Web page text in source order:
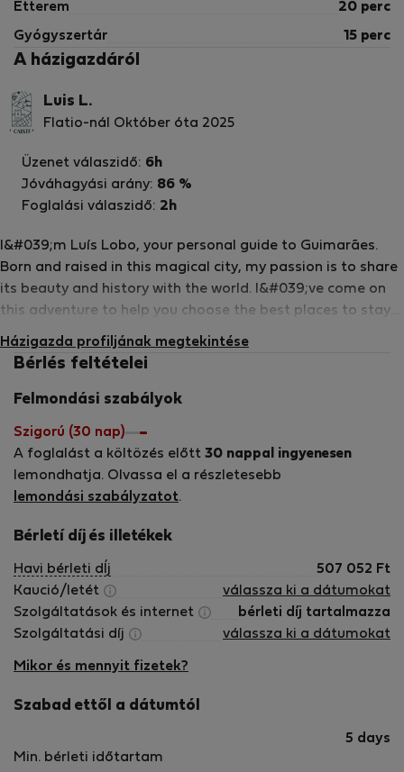
Étterem 20 perc
Gyógyszertár 15 perc
A házigazdáról
Luis L.
Flatio-nál Október óta 2025
I&#039;m Luís Lobo, your personal guide to Guimarães.
Born and raised in this magical city, my passion is to share
its beauty and history with the world. I&#039;ve come on
this adventure to help you choose the best places to stay
and explore all that Guimarães has to offer. Imagine
yourself walking through medieval streets, visiting historic
my help, your trip will be unforgettable!
Házigazda profiljának megtekintése
Üzenet válaszidő: 6h
Jóváhagyási arány: 86 %
Foglalási válaszidő: 2h
Bérlés feltételei
Felmondási szabályok
Szigorú (30 nap)
A foglalást a költözés előtt 30 nappal ingyenesen
lemondhatja. Olvassa el a részletesebb
lemondási szabályzatot.
Bérletí díj és illetékek
Havi bérleti dÍj 507 052 Ft
Kaució/letét
válassza ki a dátumokat
Szolgáltatások és internet
bérleti díj tartalmazza
Szolgáltatási díj
válassza ki a dátumokat
Mikor és mennyit fizetek?
Szabad ettől a dátumtól
Min. bérleti időtartam
5 days